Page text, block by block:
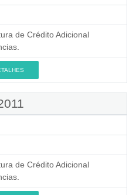
de Crédito Adicional
de Crédito Adicional